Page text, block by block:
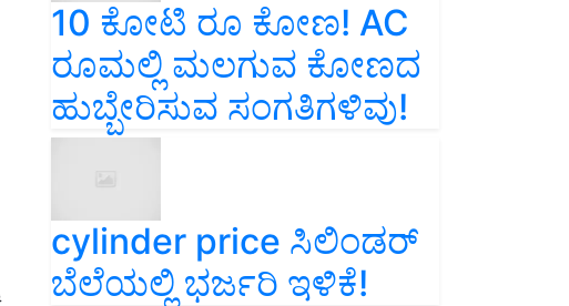
10 ಕೋಟಿ ರೂ ಕೋಣ! AC
ರೂಮಲ್ಲಿ ಮಲಗುವ ಕೋಣದ
ಹುಬ್ಬೇರಿಸುವ ಸಂಗತಿಗಳಿವು!
cylinder price ಸಿಲಿಂಡರ್‌
ಬೆಲೆಯಲ್ಲಿ ಭರ್ಜರಿ ಇಳಿಕೆ!